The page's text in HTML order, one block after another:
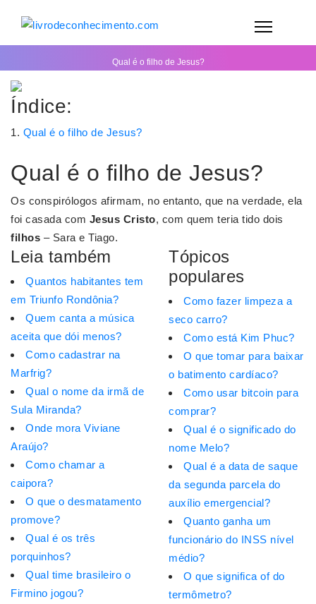
Qual é o filho de Jesus?
Índice:
Qual é o filho de Jesus?
Qual é o filho de Jesus?
Os conspirólogos afirmam, no entanto, que na verdade, ela
foi casada com Jesus Cristo, com quem teria tido dois
filhos – Sara e Tiago.
Leia também
Quantos habitantes tem
em Triunfo Rondônia?
Quem canta a música
aceita que dói menos?
Como cadastrar na
Marfrig?
Qual o nome da irmã de
Sula Miranda?
Onde mora Viviane
Araújo?
Como chamar a
caipora?
O que o desmatamento
promove?
Qual é os três
porquinhos?
Qual time brasileiro o
Firmino jogou?
Tópicos
populares
Como fazer limpeza a
seco carro?
Como está Kim Phuc?
O que tomar para baixar
o batimento cardíaco?
Como usar bitcoin para
comprar?
Qual é o significado do
nome Melo?
Qual é a data de saque
da segunda parcela do
auxílio emergencial?
Quanto ganha um
funcionário do INSS nível
médio?
O que significa of do
termômetro?